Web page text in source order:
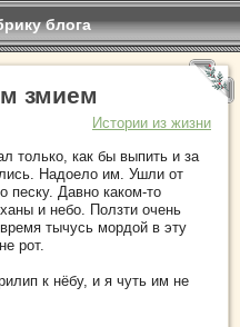
блога
змием
Истории из жизни
только, как бы выпить и за
Надоело им. Ушли от
песку. Давно каком-то
и небо. Ползти очень
тычусь мордой в эту
рот.
к нёбу, и я чуть им не